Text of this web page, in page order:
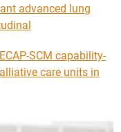
advanced lung
SCM capability-
care units in